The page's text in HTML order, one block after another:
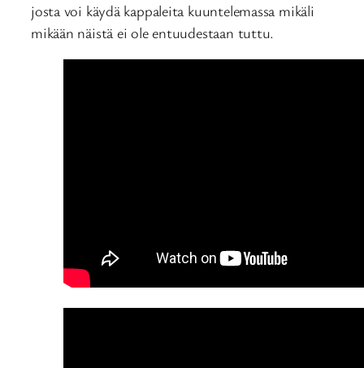
josta voi käydä kappaleita kuuntelemassa mikäli
mikään näistä ei ole entuudestaan tuttu.